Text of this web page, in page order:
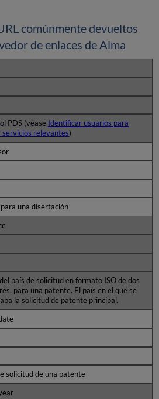
comúnmente devueltos
de enlaces de Alma
PDS (véase Identificar usuarios para
servicios relevantes)
una disertación
país de solicitud en formato ISO de dos
para una patente. El país en el que se
la solicitud de patente principal.
solicitud de una patente